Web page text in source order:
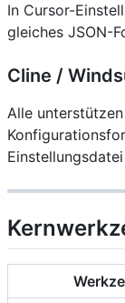
In Cursor-
gleiches JSON-
Cline /
Alle